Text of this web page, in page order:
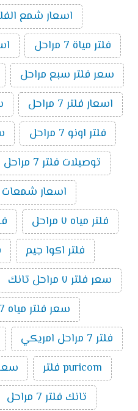
اسعار شمع الفلتر 7 مراحل
فلتر مياة 7 مراحل
سعر فلتر سبع مراحل
اسعار فلتر 7 مراحل
فلتر اونو 7 مراحل
توصيلات فلتر 7 مراحل
اسعار شمعات
فلتر مياه ٧ مراحل
فلتر اكوا جيم
سعر فلتر ٧ مراحل تانك
سعر فلتر مياه 7 مراحل امريكي
فلتر 7 مراحل امريكي
puricom فلتر
سعر فلتر
تانك فلتر 7 مراحل